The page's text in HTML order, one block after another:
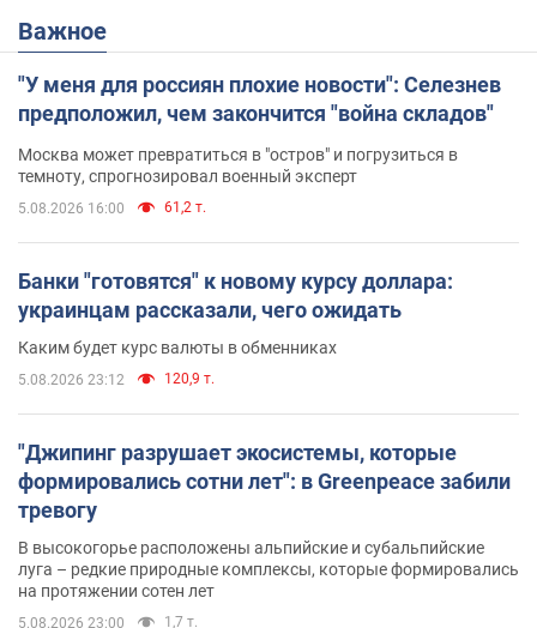
Важное
"У меня для россиян плохие новости": Селезнев
предположил, чем закончится "война складов"
Москва может превратиться в "остров" и погрузиться в
темноту, спрогнозировал военный эксперт
5.08.2026 16:00 61,2 т.
Банки "готовятся" к новому курсу доллара:
украинцам рассказали, чего ожидать
Каким будет курс валюты в обменниках
5.08.2026 23:12 120,9 т.
"Джипинг разрушает экосистемы, которые
формировались сотни лет": в Greenpeace забили
тревогу
В высокогорье расположены альпийские и субальпийские
луга – редкие природные комплексы, которые формировались
на протяжении сотен лет
5.08.2026 23:00 1,7 т.